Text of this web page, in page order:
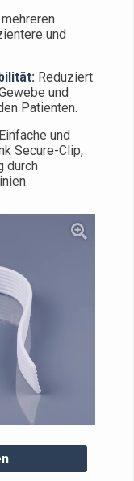
und
Reduziert
und
Patienten.
Einfache und
Secure-Clip,
durch